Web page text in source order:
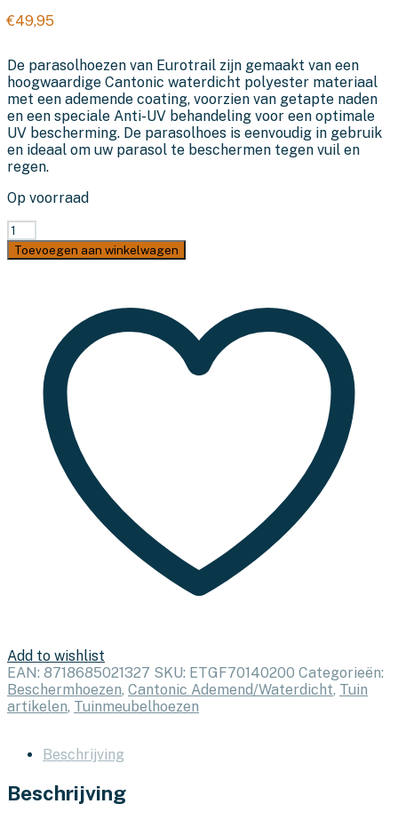
€49,95
De parasolhoezen van Eurotrail zijn gemaakt van een
hoogwaardige Cantonic waterdicht polyester materiaal
met een ademende coating, voorzien van getapte naden
en een speciale Anti-UV behandeling voor een optimale
UV bescherming. De parasolhoes is eenvoudig in gebruik
en ideaal om uw parasol te beschermen tegen vuil en
regen.
Op voorraad
Zweefparasol
hoes
XL
Toevoegen aan winkelwagen
Add to wishlist
EAN: 8718685021327 SKU: ETGF70140200 Categorieën:
Beschermhoezen, Cantonic Ademend/Waterdicht, Tuin
artikelen, Tuinmeubelhoezen
Beschrijving
Beschrijving